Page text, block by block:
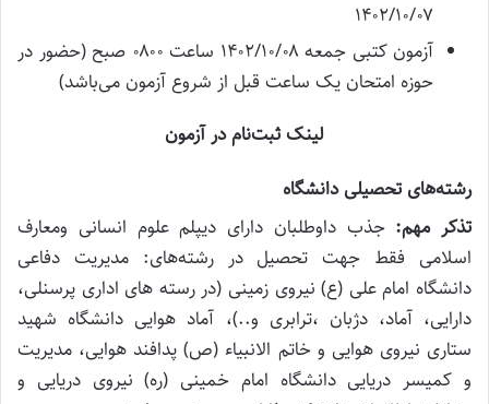
۱۴۰۲/۱۰/۰۷
آزمون کتبی جمعه ۱۴۰۲/۱۰/۰۸ ساعت ۰۸۰۰ صبح (حضور در
حوزه امتحان یک ساعت قبل از شروع آزمون می‌باشد)
لینک ثبت‌نام در آزمون
رشته‌های تحصیلی دانشگاه
تذکر مهم: جذب داوطلبان دارای دیپلم علوم انسانی ومعارف
اسلامی فقط جهت تحصیل در رشته‌های: مدیریت دفاعی
دانشگاه امام علی (ع) نیروی زمینی (در رسته های اداری پرسنلی،
دارایی، آماد، دژبان ،ترابری و..)، آماد هوایی دانشگاه شهید
ستاری نیروی هوایی و خاتم الانبیاء (ص) پدافند هوایی، مدیریت
و کمیسر دریایی دانشگاه امام خمینی (ره) نیروی دریایی و